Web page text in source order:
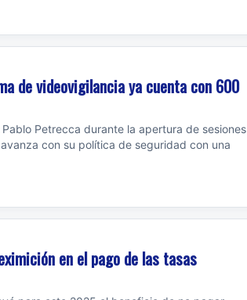
de videovigilancia ya cuenta con 600
Petrecca durante la apertura de sesiones
con su política de seguridad con una
en el pago de las tasas